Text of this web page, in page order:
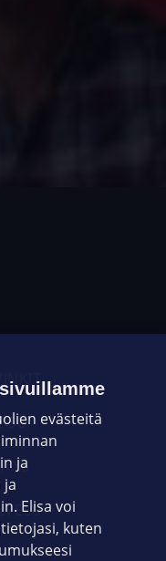
evästeitä
ja
ja
Elisa voi
kuten